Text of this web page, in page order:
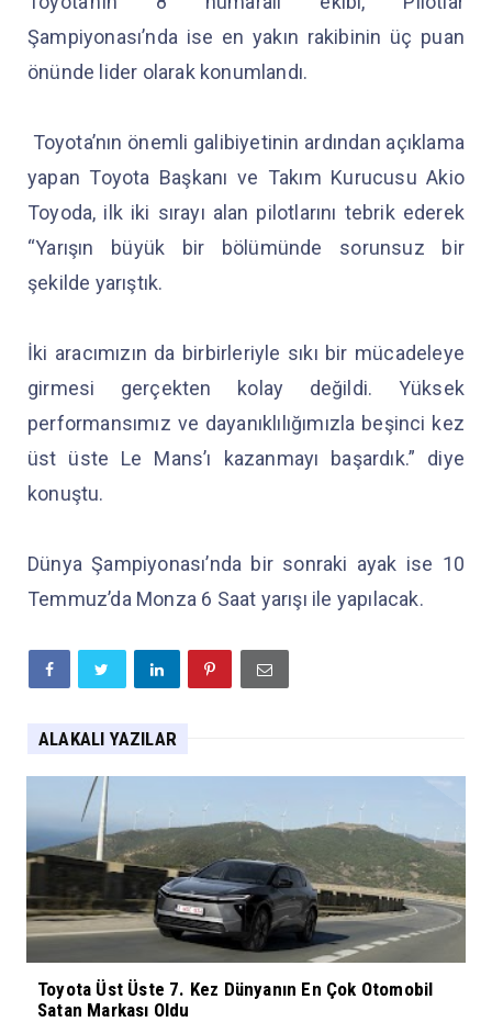
Şampiyonası’nda ise en yakın rakibinin üç puan
önünde lider olarak konumlandı.
Toyota’nın önemli galibiyetinin ardından açıklama
yapan Toyota Başkanı ve Takım Kurucusu Akio
Toyoda, ilk iki sırayı alan pilotlarını tebrik ederek
“Yarışın büyük bir bölümünde sorunsuz bir
şekilde yarıştık.
İki aracımızın da birbirleriyle sıkı bir mücadeleye
girmesi gerçekten kolay değildi. Yüksek
performansımız ve dayanıklılığımızla beşinci kez
üst üste Le Mans’ı kazanmayı başardık.” diye
konuştu.
Dünya Şampiyonası’nda bir sonraki ayak ise 10
Temmuz’da Monza 6 Saat yarışı ile yapılacak.
ALAKALI YAZILAR
Toyota Üst Üste 7. Kez Dünyanın En Çok Otomobil
Satan Markası Oldu